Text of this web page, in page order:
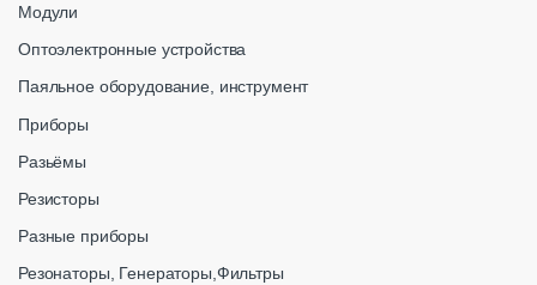
Модули
Оптоэлектронные устройства
Паяльное оборудование, инструмент
Приборы
Разьёмы
Резисторы
Разные приборы
Резонаторы, Генераторы,Фильтры